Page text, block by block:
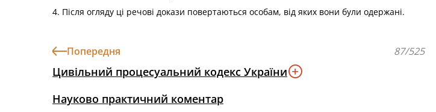
4. Після огляду ці речові докази повертаються особам, від яких вони були одержані.
Попередня 87/525
Цивільний процесуальний кодекс України
Науково практичний коментар